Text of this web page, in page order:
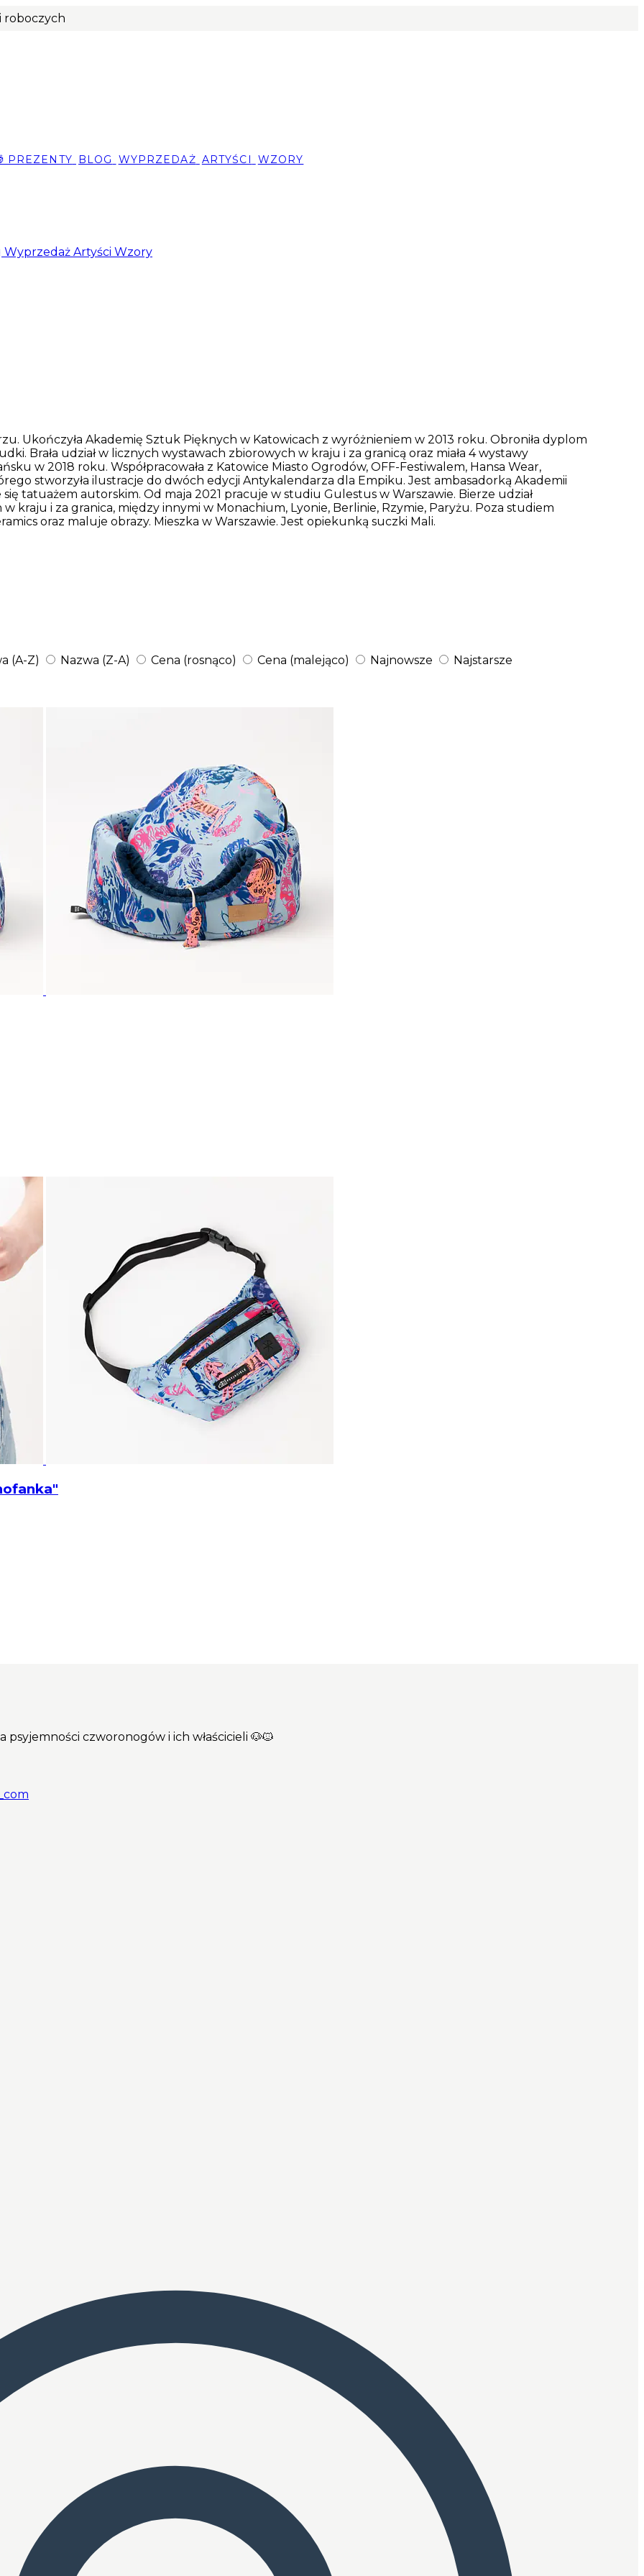
roboczych
PREZENTY BLOG WYPRZEDAŻ ARTYŚCI WZORY
Wyprzedaż Artyści Wzory
Ukończyła Akademię Sztuk Pięknych w Katowicach z wyróżnieniem w 2013 roku. Obroniła dyplom
Brała udział w licznych wystawach zbiorowych w kraju i za granicą oraz miała 4 wystawy
w 2018 roku. Współpracowała z Katowice Miasto Ogrodów, OFF-Festiwalem, Hansa Wear,
stworzyła ilustracje do dwóch edycji Antykalendarza dla Empiku. Jest ambasadorką Akademii
tatuażem autorskim. Od maja 2021 pracuje w studiu Gulestus w Warszawie. Bierze udział
kraju i za granica, między innymi w Monachium, Lyonie, Berlinie, Rzymie, Paryżu. Poza studiem
oraz maluje obrazy. Mieszka w Warszawie. Jest opiekunką suczki Mali.
(A-Z) Nazwa (Z-A) Cena (rosnąco) Cena (malejąco) Najnowsze Najstarsze
czworonogów i ich właścicieli 🐶🐱